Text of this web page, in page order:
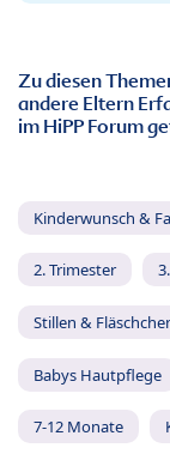
Zu diesen
andere Eltern
im HiPP Forum
Kinderwunsch &
2. Trimester
Stillen &
Babys Hautpflege
7-12 Monate